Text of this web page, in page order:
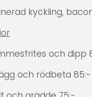
kyckling,
och dipp
och rödbeta 85:-